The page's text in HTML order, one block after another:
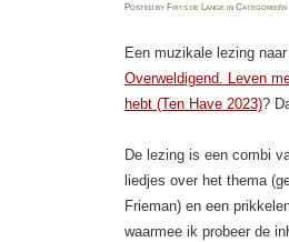
PostedbyFrits de Lange inCategorieën
Een muzikale lezing
Overweldigend. Leven
hebt (Ten Have 2023)?
De lezing is een combi
liedjes over het thema
Frieman) en een
waarmee ik probeer de